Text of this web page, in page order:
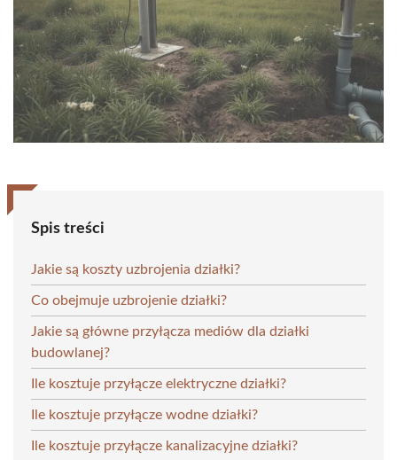
Spis treści
Jakie są koszty uzbrojenia działki?
Co obejmuje uzbrojenie działki?
Jakie są główne przyłącza mediów dla działki
budowlanej?
Ile kosztuje przyłącze elektryczne działki?
Ile kosztuje przyłącze wodne działki?
Ile kosztuje przyłącze kanalizacyjne działki?